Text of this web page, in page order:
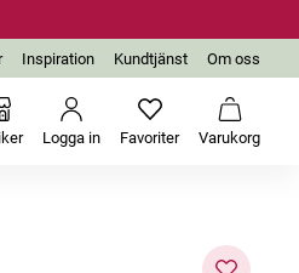
Inspiration Kundtjänst Om oss
Logga in FavoriterInga favoriter
Varukorg